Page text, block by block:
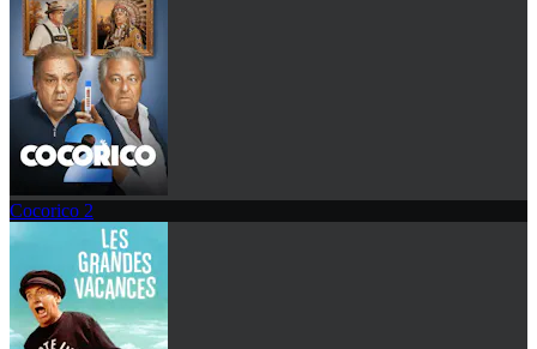
Cocorico 2